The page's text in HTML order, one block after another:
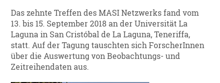
Das zehnte Treffen des MASI Netzwerks fand vom
13. bis 15. September 2018 an der Universität La
Laguna in San Cristóbal de La Laguna, Teneriffa,
statt. Auf der Tagung tauschten sich ForscherInnen
über die Auswertung von Beobachtungs- und
Zeitreihendaten aus.